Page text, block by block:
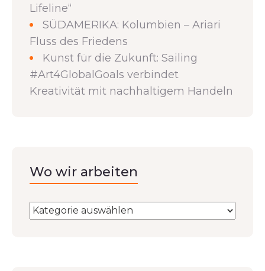
Lifeline“
SÜDAMERIKA: Kolumbien – Ariari
Fluss des Friedens
Kunst für die Zukunft: Sailing
#Art4GlobalGoals verbindet
Kreativität mit nachhaltigem Handeln
Wo wir arbeiten